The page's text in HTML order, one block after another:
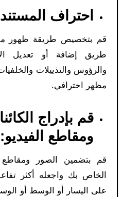
احتراف
طريق إضافة أو تعديل
مظهر احترافي.
قم بإدراج
ومقاطع الفيديو:
الخاص بك واجعله أكثر
على اليسار أو الوسط أو